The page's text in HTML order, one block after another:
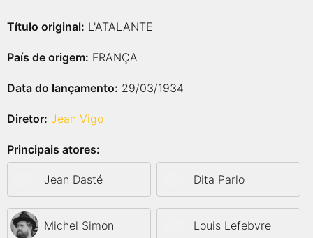
Título original: L'ATALANTE
País de origem: FRANÇA
Data do lançamento: 29/03/1934
Diretor: Jean Vigo
Principais atores:
Jean Dasté Dita Parlo
Michel Simon Louis Lefebvre